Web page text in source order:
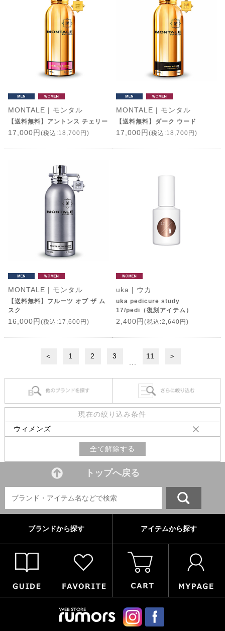
MONTALE | モンタル
【送料無料】アントンス チェリー
17,000円 (税込:18,700円)
MONTALE | モンタル
【送料無料】ダーク ウード
17,000円 (税込:18,700円)
MONTALE | モンタル
【送料無料】フルーツ オブ ザ ム
スク
16,000円 (税込:17,600円)
uka | ウカ
uka pedicure study
17/pedi（復刻アイテム）
2,400円 (税込:2,640円)
＜ 1 2 3 11 ＞
現在の絞り込み条件
ウィメンズ
全て解除する
トップへ戻る
ブランドから探す アイテムから探す